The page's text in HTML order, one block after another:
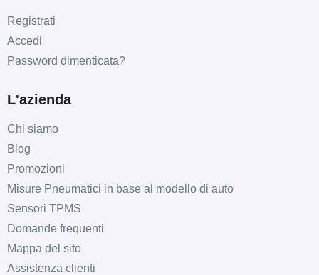
Registrati
Accedi
Password dimenticata?
L'azienda
Chi siamo
Blog
Promozioni
Misure Pneumatici in base al modello di auto
Sensori TPMS
Domande frequenti
Mappa del sito
Assistenza clienti